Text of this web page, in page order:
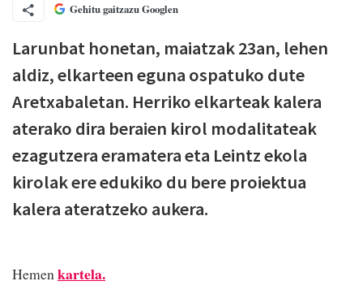
Gehitu gaitzazu Googlen
Larunbat honetan, maiatzak 23an, lehen
aldiz, elkarteen eguna ospatuko dute
Aretxabaletan. Herriko elkarteak kalera
aterako dira beraien kirol modalitateak
ezagutzera eramatera eta Leintz ekola
kirolak ere edukiko du bere proiektua
kalera ateratzeko aukera.
Hemenkartela.